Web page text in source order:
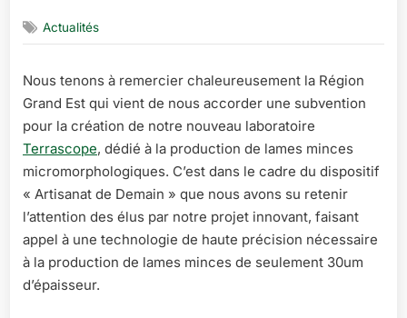
Actualités
Nous tenons à remercier chaleureusement la Région
Grand Est qui vient de nous accorder une subvention
pour la création de notre nouveau laboratoire
Terrascope, dédié à la production de lames minces
micromorphologiques. C’est dans le cadre du dispositif
« Artisanat de Demain » que nous avons su retenir
l’attention des élus par notre projet innovant, faisant
appel à une technologie de haute précision nécessaire
à la production de lames minces de seulement 30um
d’épaisseur.